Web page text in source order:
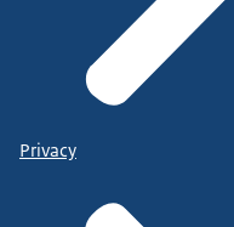
Privacy